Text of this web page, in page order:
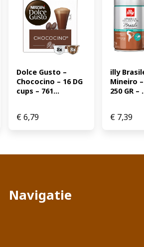
Dolce Gusto –
Chococino – 16 DG
cups – 761...
€6,79
illy
Mineiro
250 GR –
€ 7,39
Navigatie